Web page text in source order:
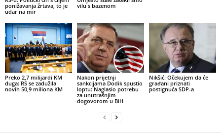
ponižavanja žrtava, to je
udar na mir
vilu s bazenom
Preko 2,7 milijardi KM
duga: RS se zadužila
novih 50,9 miliona KM
Nakon prijetnji
sankcijama Dodik spustio
loptu: Naglasio potrebu
za unutrašnjim
dogovorom u BiH
Nikšić: Očekujem da će
građani priznati
postignuća SDP-a